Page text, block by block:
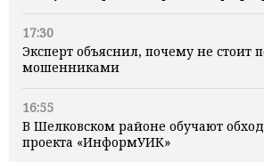
17:30
Эксперт объяснил, почему не стоит
мошенниками
16:55
В Шелковском районе обучают
проекта «ИнформУИК»